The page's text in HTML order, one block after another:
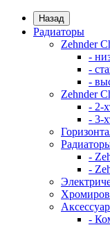
Назад
Радиаторы
Zehnder
-
-
-
Zehnder
- 2-
- 3-
-
-
-